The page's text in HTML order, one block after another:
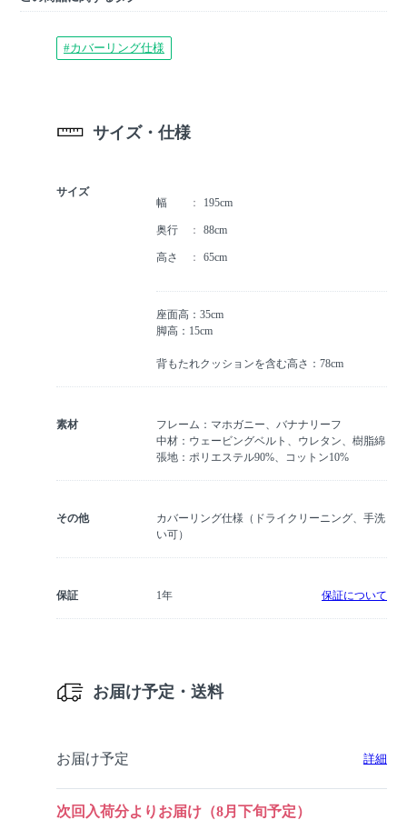
#カバーリング仕様
サイズ・仕様
サイズ
幅
195cm
奥行 88cm
高さ 65cm
座面高：35cm
脚高：15cm
背もたれクッションを含む高さ：78cm
素材
フレーム：マホガニー、バナナリーフ
中材：ウェービングベルト、ウレタン、樹脂綿
張地：ポリエステル90%、コットン10%
その他
カバーリング仕様（ドライクリーニング、手洗
い可）
保証 1年 保証について
お届け予定・送料
お届け予定 詳細
次回入荷分よりお届け（8月下旬予定）